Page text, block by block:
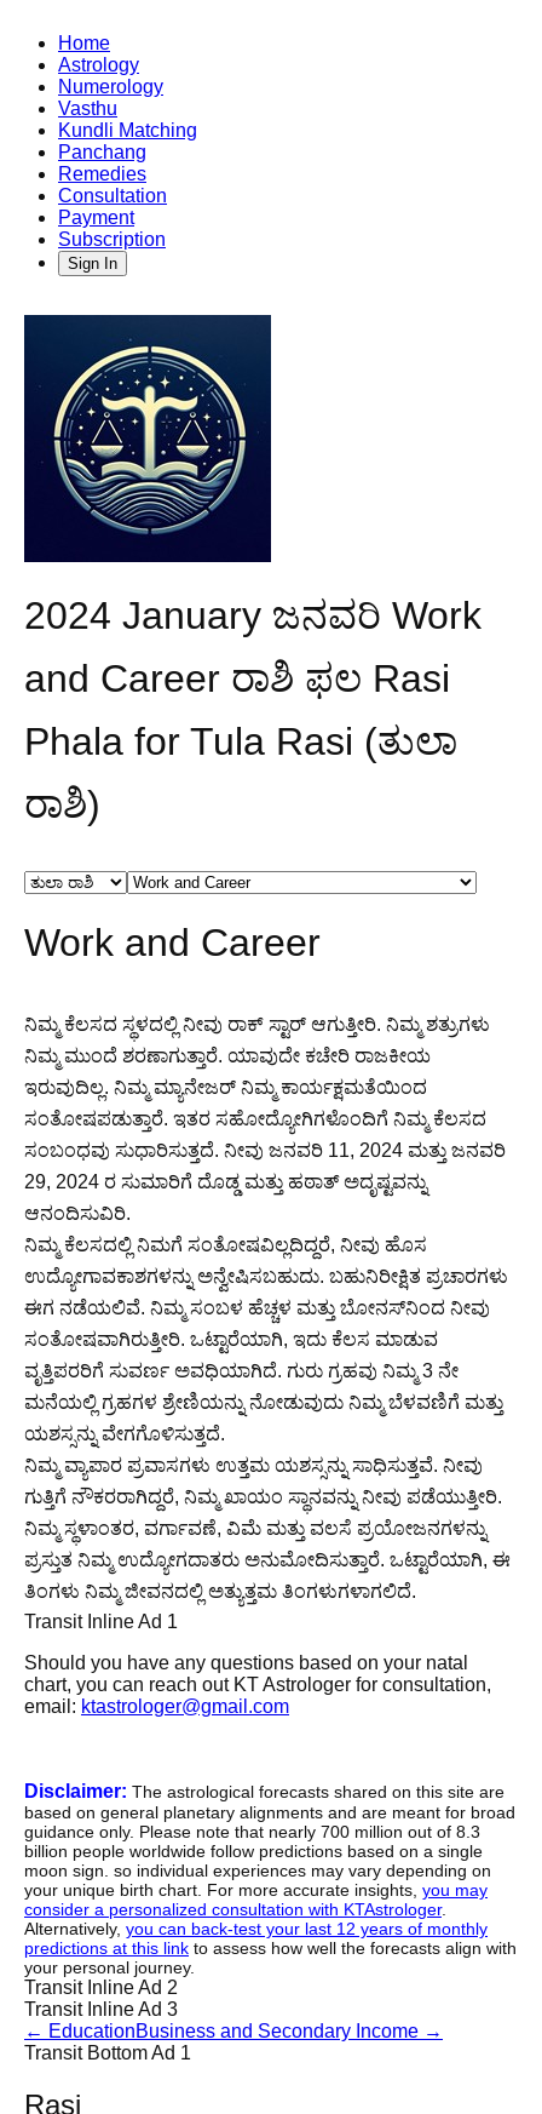
Home
Astrology
Numerology
Vasthu
Kundli Matching
Panchang
Remedies
Consultation
Payment
Subscription
Sign In
2024 January ಜನವರಿ Work
and Career ರಾಶಿ ಫಲ Rasi
Phala for Tula Rasi (ತುಲಾ
ರಾಶಿ)
Work and Career
ನಿಮ್ಮ ಕೆಲಸದ ಸ್ಥಳದಲ್ಲಿ ನೀವು ರಾಕ್ ಸ್ಟಾರ್ ಆಗುತ್ತೀರಿ. ನಿಮ್ಮ ಶತ್ರುಗಳು
ನಿಮ್ಮ ಮುಂದೆ ಶರಣಾಗುತ್ತಾರೆ. ಯಾವುದೇ ಕಚೇರಿ ರಾಜಕೀಯ
ಇರುವುದಿಲ್ಲ. ನಿಮ್ಮ ಮ್ಯಾನೇಜರ್ ನಿಮ್ಮ ಕಾರ್ಯಕ್ಷಮತೆಯಿಂದ
ಸಂತೋಷಪಡುತ್ತಾರೆ. ಇತರ ಸಹೋದ್ಯೋಗಿಗಳೊಂದಿಗೆ ನಿಮ್ಮ ಕೆಲಸದ
ಸಂಬಂಧವು ಸುಧಾರಿಸುತ್ತದೆ. ನೀವು ಜನವರಿ 11, 2024 ಮತ್ತು ಜನವರಿ
29, 2024 ರ ಸುಮಾರಿಗೆ ದೊಡ್ಡ ಮತ್ತು ಹಠಾತ್ ಅದೃಷ್ಟವನ್ನು
ಆನಂದಿಸುವಿರಿ.
ನಿಮ್ಮ ಕೆಲಸದಲ್ಲಿ ನಿಮಗೆ ಸಂತೋಷವಿಲ್ಲದಿದ್ದರೆ, ನೀವು ಹೊಸ
ಉದ್ಯೋಗಾವಕಾಶಗಳನ್ನು ಅನ್ವೇಷಿಸಬಹುದು. ಬಹುನಿರೀಕ್ಷಿತ ಪ್ರಚಾರಗಳು
ಈಗ ನಡೆಯಲಿವೆ. ನಿಮ್ಮ ಸಂಬಳ ಹೆಚ್ಚಳ ಮತ್ತು ಬೋನಸ್‌ನಿಂದ ನೀವು
ಸಂತೋಷವಾಗಿರುತ್ತೀರಿ. ಒಟ್ಟಾರೆಯಾಗಿ, ಇದು ಕೆಲಸ ಮಾಡುವ
ವೃತ್ತಿಪರರಿಗೆ ಸುವರ್ಣ ಅವಧಿಯಾಗಿದೆ. ಗುರು ಗ್ರಹವು ನಿಮ್ಮ 3 ನೇ
ಮನೆಯಲ್ಲಿ ಗ್ರಹಗಳ ಶ್ರೇಣಿಯನ್ನು ನೋಡುವುದು ನಿಮ್ಮ ಬೆಳವಣಿಗೆ ಮತ್ತು
ಯಶಸ್ಸನ್ನು ವೇಗಗೊಳಿಸುತ್ತದೆ.
ನಿಮ್ಮ ವ್ಯಾಪಾರ ಪ್ರವಾಸಗಳು ಉತ್ತಮ ಯಶಸ್ಸನ್ನು ಸಾಧಿಸುತ್ತವೆ. ನೀವು
ಗುತ್ತಿಗೆ ನೌಕರರಾಗಿದ್ದರೆ, ನಿಮ್ಮ ಖಾಯಂ ಸ್ಥಾನವನ್ನು ನೀವು ಪಡೆಯುತ್ತೀರಿ.
ನಿಮ್ಮ ಸ್ಥಳಾಂತರ, ವರ್ಗಾವಣೆ, ವಿಮೆ ಮತ್ತು ವಲಸೆ ಪ್ರಯೋಜನಗಳನ್ನು
ಪ್ರಸ್ತುತ ನಿಮ್ಮ ಉದ್ಯೋಗದಾತರು ಅನುಮೋದಿಸುತ್ತಾರೆ. ಒಟ್ಟಾರೆಯಾಗಿ, ಈ
ತಿಂಗಳು ನಿಮ್ಮ ಜೀವನದಲ್ಲಿ ಅತ್ಯುತ್ತಮ ತಿಂಗಳುಗಳಾಗಲಿದೆ.
Transit Inline Ad 1
Should you have any questions based on your natal
chart, you can reach out KT Astrologer for consultation,
email: ktastrologer@gmail.com
Disclaimer: The astrological forecasts shared on this site are
based on general planetary alignments and are meant for broad
guidance only. Please note that nearly 700 million out of 8.3
billion people worldwide follow predictions based on a single
moon sign. so individual experiences may vary depending on
your unique birth chart. For more accurate insights, you may
consider a personalized consultation with KTAstrologer.
Alternatively, you can back-test your last 12 years of monthly
predictions at this link to assess how well the forecasts align with
your personal journey.
Transit Inline Ad 2
Transit Inline Ad 3
← EducationBusiness and Secondary Income →
Transit Bottom Ad 1
Rasi